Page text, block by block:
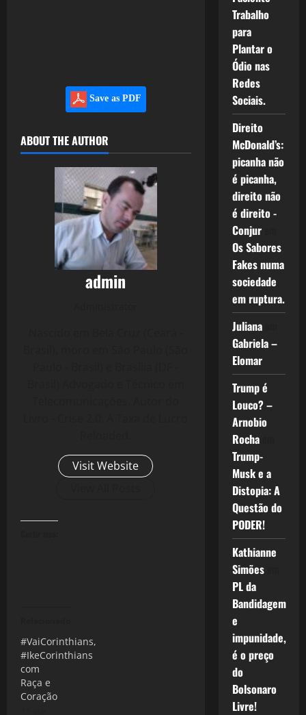
Save as PDF
ABOUT THE AUTHOR
admin
Visit Website
#VaiCorinthians,
#IkeCorinthians
com
Raça e
Coração
Trabalho
para
Plantar o
Ódio nas
Redes
Sociais.
Direito
McDonald’s:
picanha não
é picanha,
direito não
é direito -
Conjurem
Os Sabores
Fakes numa
sociedade
em ruptura.
Julianaem
Gabriela –
Elomar
Trump é
Louco? –
Arnobio
Rochaem
Trump-
Musk e a
Distopia: A
Questão do
PODER!
Kathianne
Simõesem
PL da
Bandidagem
e
impunidade,
é o preço
do
Bolsonaro
Livre!